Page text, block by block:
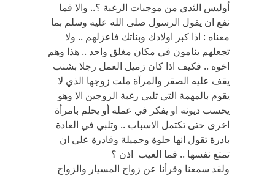
أوليس الثدي من موجبات الرغبة ؟.. والا فما
نفع ان يقول الرسول صلى الله عليه وسلم بما
معناه : اذا كبر اولادك وبناتك فاعزلهم .. ولا
تجعلهم ينامون في مكان مغلق واحد .. هذا وهم
اخوه .. فكيف اذا كان زميل العمل رجلا بشنب
يقف عليه الصقر والمرأة ملت زوجها الذي لا
يقوم بالمهمة التي تلبي رغبة الزوجين الا وهو
يحسب ديونه او يفكر في عمله أو يحلم بامرأة
اخرى حتى تكتمل الاسباب .. وتلبي في العادة
بادرة تقول انها حلوة وجميلة وقادرة على ان
تمتع نفسها .. فما العيب اذن ؟
ولقد سمعنا وقرأنا عن زواج المسيار والزواج